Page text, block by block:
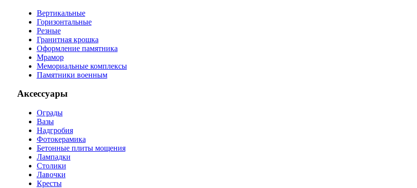
Вертикальные
Горизонтальные
Резные
Гранитная крошка
Оформление памятника
Мрамор
Мемориальные комплексы
Памятники военным
Аксессуары
Ограды
Вазы
Надгробия
Фотокерамика
Бетонные плиты мощения
Лампадки
Столики
Лавочки
Кресты